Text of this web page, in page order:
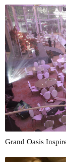
Grand Oasis